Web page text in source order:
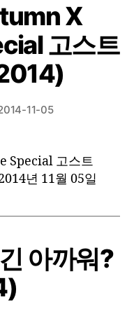
X
고스트
11-05
Special 고스트
년 11월 05일
아까워?